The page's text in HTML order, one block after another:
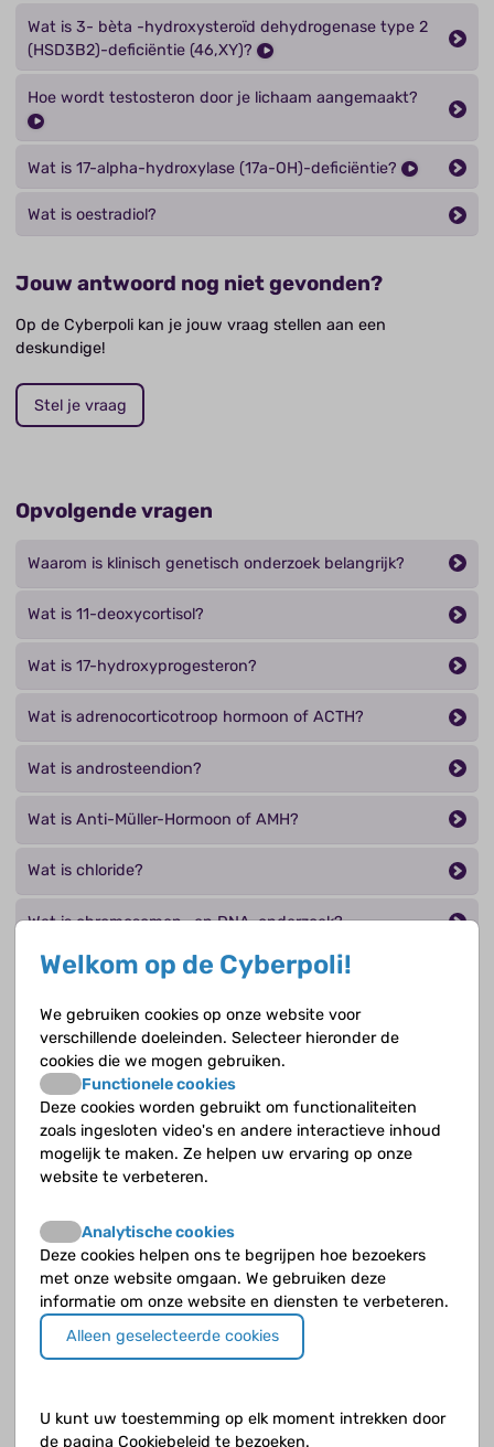
Wat is 3- bèta -hydroxysteroïd dehydrogenase type 2
(HSD3B2)-deficiëntie (46,XY)?
Hoe wordt testosteron door je lichaam aangemaakt?
Wat is 17-alpha-hydroxylase (17a-OH)-deficiëntie?
Wat is oestradiol?
Jouw antwoord nog niet gevonden?
Op de Cyberpoli kan je jouw vraag stellen aan een
deskundige!
Stel je vraag
Opvolgende vragen
Waarom is klinisch genetisch onderzoek belangrijk?
Wat is 11-deoxycortisol?
Wat is 17-hydroxyprogesteron?
Wat is adrenocorticotroop hormoon of ACTH?
Wat is androsteendion?
Wat is Anti-Müller-Hormoon of AMH?
Wat is chloride?
Wat is chromosomen- en DNA-onderzoek?
Wat is cortisol?
Wat is dehydro-epiandrosteronsulfaat of DHEAS?
Wat is dihydrotestosteron of DHT?
Wat is een Dexa-scan?
Wat is een hielprikscreening?
Wat is follikelstimulerend hormoon of FSH?
Wat is kalium?
Wat is luteïniserend hormoon of LH?
Wat is oestradiol?
Welkom op de Cyberpoli!
We gebruiken cookies op onze website voor
verschillende doeleinden. Selecteer hieronder de
cookies die we mogen gebruiken.
Functionele cookies
Deze cookies worden gebruikt om functionaliteiten
zoals ingesloten video's en andere interactieve inhoud
mogelijk te maken. Ze helpen uw ervaring op onze
website te verbeteren.
Analytische cookies
Deze cookies helpen ons te begrijpen hoe bezoekers
met onze website omgaan. We gebruiken deze
informatie om onze website en diensten te verbeteren.
Alleen geselecteerde cookies
U kunt uw toestemming op elk moment intrekken door
de pagina Cookiebeleid te bezoeken.